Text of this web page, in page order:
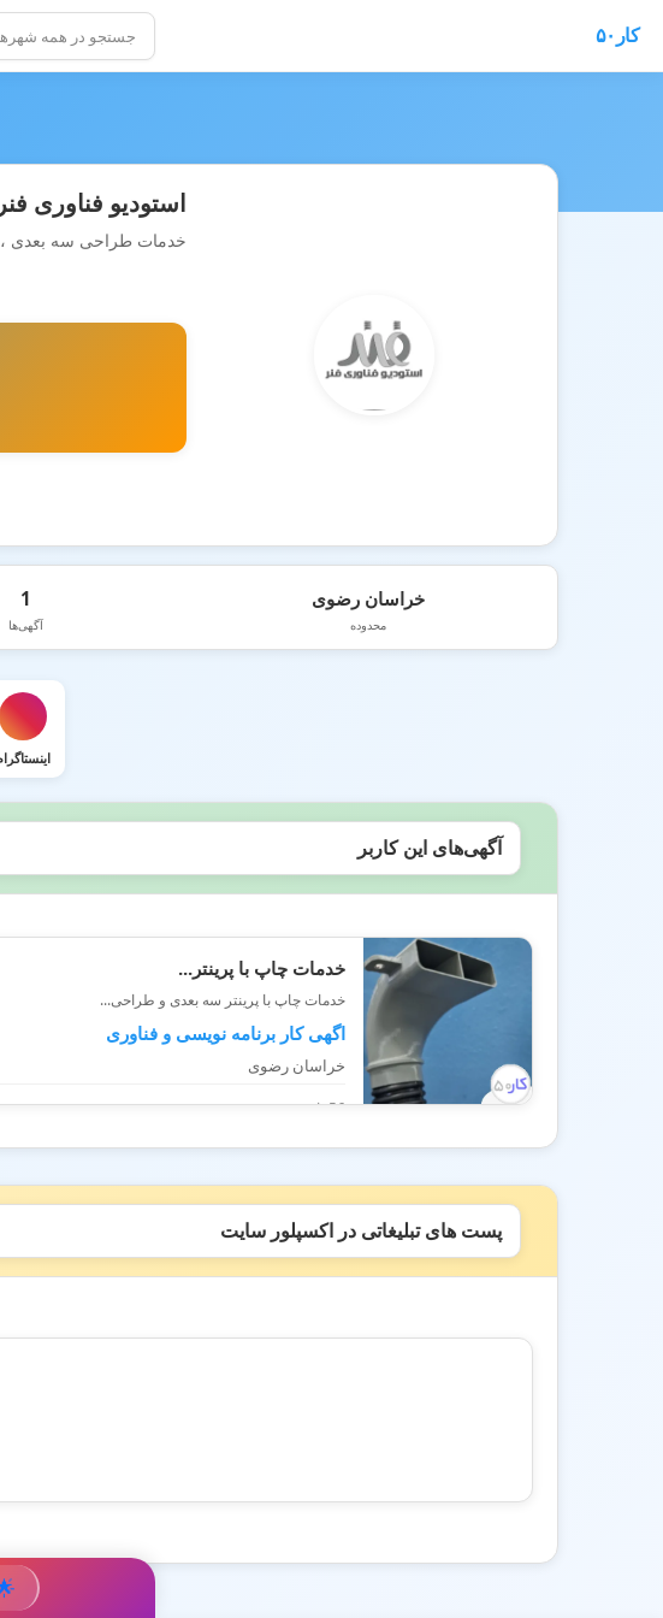
کار۵۰
استودیو فناوری فنر
خدمات طراحی سه بعدی ،
خراسان رضوی
محدوده
1
آگهی‌ها
آگهی‌های این کاربر
خدمات چاپ با پرینتر...
خدمات چاپ با پرینتر سه بعدی و طراحی...
اگهی کار برنامه نویسی و فناوری
خراسان رضوی
56 بازدید
پست های تبلیغاتی در اکسپلور سایت